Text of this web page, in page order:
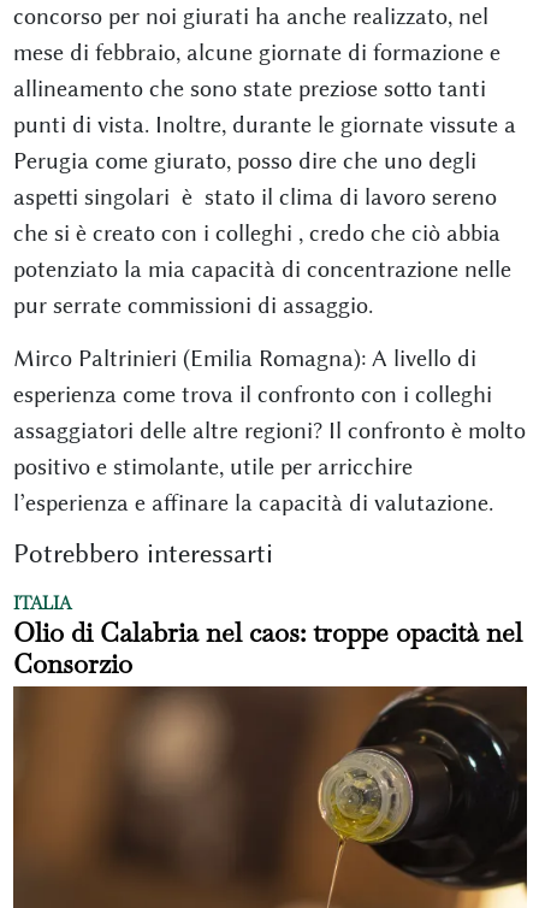
concorso per noi giurati ha anche realizzato, nel
mese di febbraio, alcune giornate di formazione e
allineamento che sono state preziose sotto tanti
punti di vista. Inoltre, durante le giornate vissute a
Perugia come giurato, posso dire che uno degli
aspetti singolari è stato il clima di lavoro sereno
che si è creato con i colleghi , credo che ciò abbia
potenziato la mia capacità di concentrazione nelle
pur serrate commissioni di assaggio.
Mirco Paltrinieri (Emilia Romagna): A livello di
esperienza come trova il confronto con i colleghi
assaggiatori delle altre regioni? Il confronto è molto
positivo e stimolante, utile per arricchire
l’esperienza e affinare la capacità di valutazione.
Potrebbero interessarti
ITALIA
Olio di Calabria nel caos: troppe opacità nel
Consorzio